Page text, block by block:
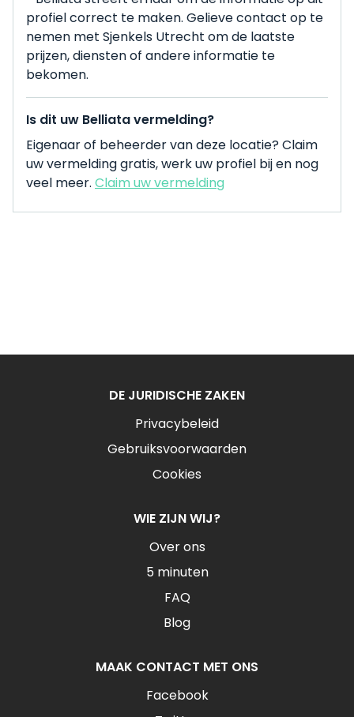
profiel correct te maken. Gelieve contact op te
nemen met Sjenkels Utrecht om de laatste
prijzen, diensten of andere informatie te
bekomen.
Is dit uw Belliata vermelding?
Eigenaar of beheerder van deze locatie? Claim
uw vermelding gratis, werk uw profiel bij en nog
veel meer. Claim uw vermelding
DE JURIDISCHE ZAKEN
Privacybeleid
Gebruiksvoorwaarden
Cookies
WIE ZIJN WIJ?
Over ons
5 minuten
FAQ
Blog
MAAK CONTACT MET ONS
Facebook